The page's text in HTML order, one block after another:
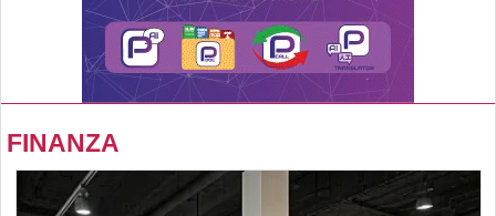
FINANZA